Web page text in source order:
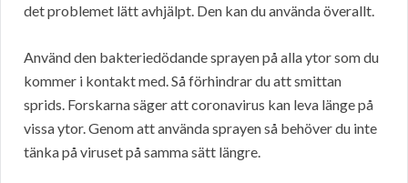
det problemet lätt avhjälpt. Den kan du använda överallt.
Använd den bakteriedödande sprayen på alla ytor som du
kommer i kontakt med. Så förhindrar du att smittan
sprids. Forskarna säger att coronavirus kan leva länge på
vissa ytor. Genom att använda sprayen så behöver du inte
tänka på viruset på samma sätt längre.